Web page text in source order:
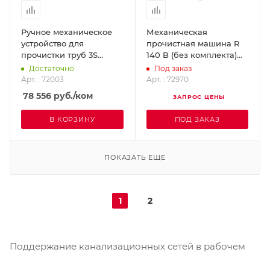
Ручное механическое
устройство для
прочистки труб 3S
ROTHENBERGER 72003
Достаточно
Арт. : 72003
78 556 руб./ком
В КОРЗИНУ
Механическая
прочистная машина R
140 B (без комплекта)
ROTHENBERGER 72970
Под заказ
Арт. : 72970
ЗАПРОС ЦЕНЫ
ПОД ЗАКАЗ
ПОКАЗАТЬ ЕЩЕ
1 2
Поддержание канализационных сетей в рабочем